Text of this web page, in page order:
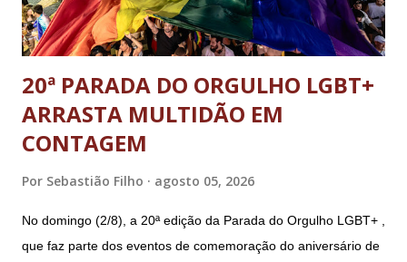
E...
20ª PARADA DO ORGULHO LGBT+
ARRASTA MULTIDÃO EM
CONTAGEM
Por Sebastião Filho agosto 05, 2026
No domingo (2/8), a 20ª edição da Parada do Orgulho LGBT+ ,
que faz parte dos eventos de comemoração do aniversário de